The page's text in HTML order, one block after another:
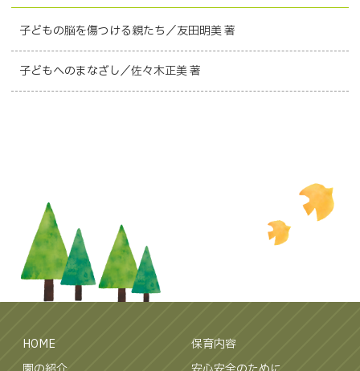
子どもの脳を傷つける親たち／友田明美 著
子どもへのまなざし／佐々木正美 著
HOME
保育内容